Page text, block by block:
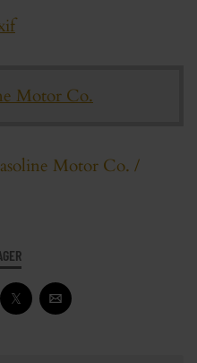
Motor Co.
Motor Co. /